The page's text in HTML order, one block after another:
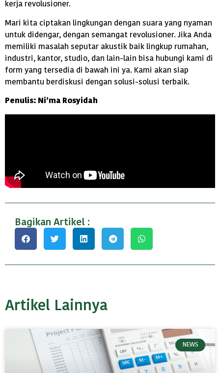
kerja revolusioner.
Mari kita ciptakan lingkungan dengan suara yang nyaman
untuk didengar, dengan semangat revolusioner. Jika Anda
memiliki masalah seputar akustik baik lingkup rumahan,
industri, kantor, studio, dan lain-lain bisa hubungi kami di
form yang tersedia di bawah ini ya. Kami akan siap
membantu berdiskusi dengan solusi-solusi terbaik.
Penulis: Ni’ma Rosyidah
Bagikan Artikel :
Artikel Lainnya
NEWS